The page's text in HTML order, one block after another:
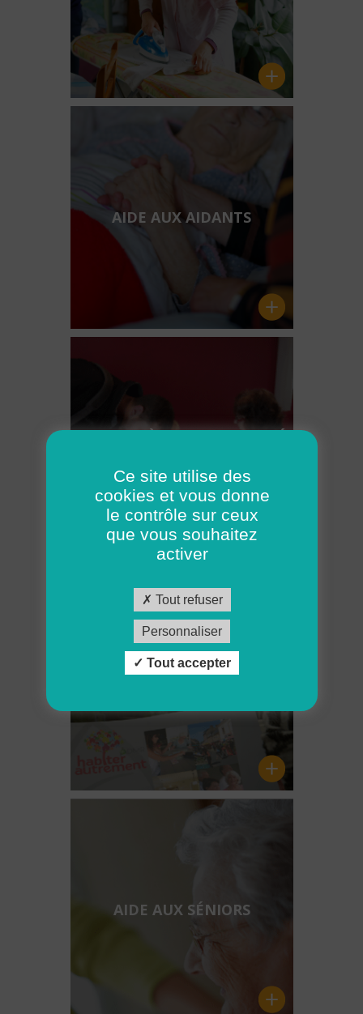
AIDE AUX AIDANTS
SOUTIEN À LA PARENTALITÉ
HABITER AUTREMENT ADMR
AIDE AUX SÉNIORS
Ce site utilise des
cookies et vous donne
le contrôle sur ceux
que vous souhaitez
activer
Tout refuser
Personnaliser
Tout accepter